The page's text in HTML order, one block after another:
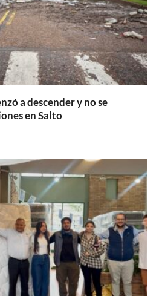
a descender y no se
en Salto